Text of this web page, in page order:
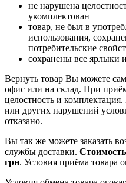
не нарушена
укомплектован
товар, не был в
использования,
потребительские
сохранены все ярлыки
Вернуть товар Вы можете
офис или на склад. При
целостность и
или других нарушений
отказано.
Вы так же можете заказать
службы доставки. Стоимость
грн. Условия приёма товара